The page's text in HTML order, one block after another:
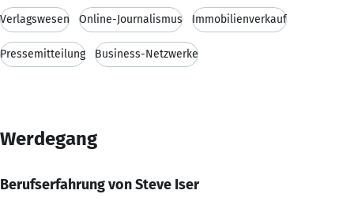
Verlagswesen Online-Journalismus Immobilienverkauf
Pressemitteilung Business-Netzwerke
Werdegang
Berufserfahrung von Steve Iser